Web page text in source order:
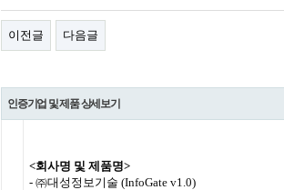
이전글 다음글
인증기업 및 제품 상세보기
<회사명 및 제품명>
- ㈜대성정보기술 (InfoGate v1.0)